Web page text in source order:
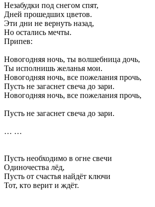
Незабудки под снегом спят,
Дней прошедших цветов.
Эти дни не вернуть назад,
Но остались мечты.
Припев:
Новогодняя ночь, ты волшебница дочь,
Ты исполнишь желанья мои.
Новогодняя ночь, все пожелания прочь,
Пусть не загаснет свеча до зари.
Новогодняя ночь, все пожелания прочь,
Пусть не загаснет свеча до зари.
… …
Пусть необходимо в огне свечи
Одиночества лёд,
Пусть от счастья найдёт ключи
Тот, кто верит и ждёт.